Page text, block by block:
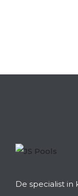
De specialist